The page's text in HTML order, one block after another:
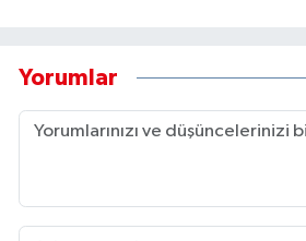
Yorumlar